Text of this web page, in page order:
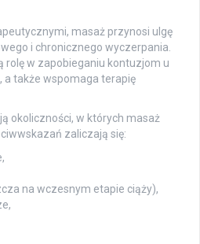
masaż przynosi ulgę
i chronicznego wyczerpania.
rolę w zapobieganiu kontuzjom u
a także wspomaga terapię
okoliczności, w których masaż
zaliczają się:
na wczesnym etapie ciąży),